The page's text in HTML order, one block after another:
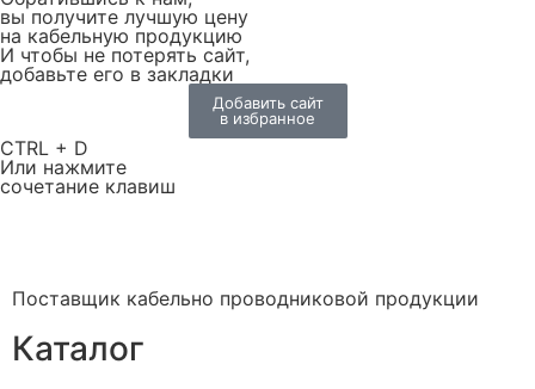
вы получите лучшую цену
на кабельную продукцию
И чтобы не потерять сайт,
добавьте его в закладки
Добавить сайт
в избранное
CTRL + D
Или нажмите
сочетание клавиш
Поставщик кабельно проводниковой продукции
Каталог